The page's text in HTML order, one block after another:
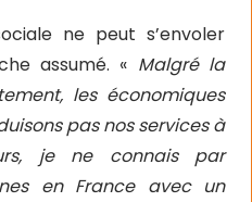
ne peut s’envoler
assumé. « Malgré la
les économiques
pas nos services à
je ne connais par
en France avec un